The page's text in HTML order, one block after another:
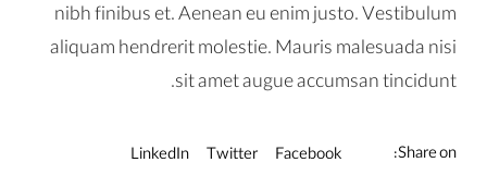
nibh finibus et. Aenean eu enim justo. Vestibulum
aliquam hendrerit molestie. Mauris malesuada nisi
sit amet augue accumsan tincidunt.
Share on:
Facebook
Twitter
LinkedIn